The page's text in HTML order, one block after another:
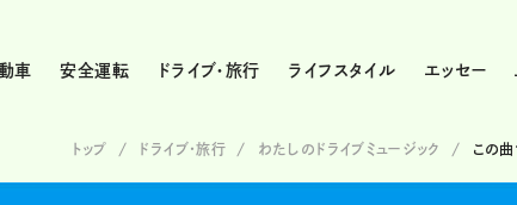
車 安全運転 ドライブ・旅行 ライフスタイル エッセー
トップ ドライブ･旅行 わたしのドライブミュージック